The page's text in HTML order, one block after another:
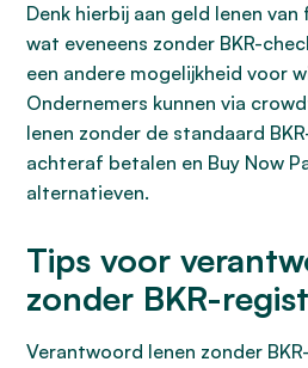
Denk hierbij aan geld lenen
wat eveneens zonder BKR-
een andere mogelijkheid voor
Ondernemers kunnen via
lenen zonder de standaard
achteraf betalen en Buy Now
alternatieven.
Tips voor
zonder BKR-
Verantwoord lenen zonder